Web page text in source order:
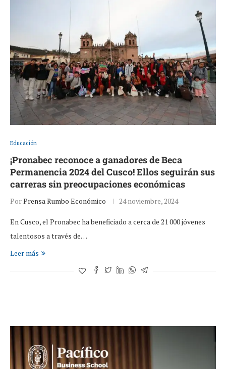
Educación
¡Pronabec reconoce a ganadores de Beca
Permanencia 2024 del Cusco! Ellos seguirán sus
carreras sin preocupaciones económicas
PorPrensa Rumbo Económico 24 noviembre, 2024
En Cusco, el Pronabec ha beneficiado a cerca de 21 000 jóvenes
talentosos a través de…
Leer más